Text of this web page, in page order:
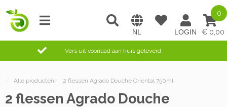
0,00
0
Vers uit voorraad aan huis geleverd
/ Alle producten / 2 flessen Agrado Douche Oriental 750ml
2 flessen Agrado Douche